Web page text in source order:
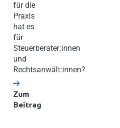
für die
Praxis
hat es
für
Steuerberater:innen
und
Rechtsanwält:innen?
Zum
Beitrag